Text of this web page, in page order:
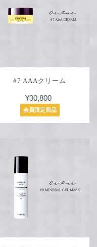
#7 AAAクリーム
¥30,800
会員限定商品